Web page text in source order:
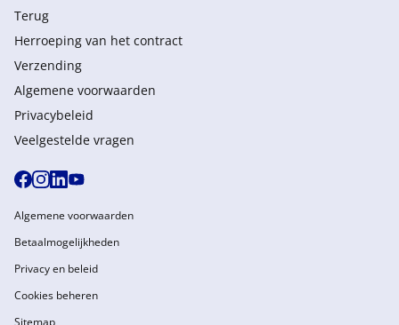
Terug
Herroeping van het contract
Verzending
Algemene voorwaarden
Privacybeleid
Veelgestelde vragen
Algemene voorwaarden
Betaalmogelijkheden
Privacy en beleid
Cookies beheren
Sitemap